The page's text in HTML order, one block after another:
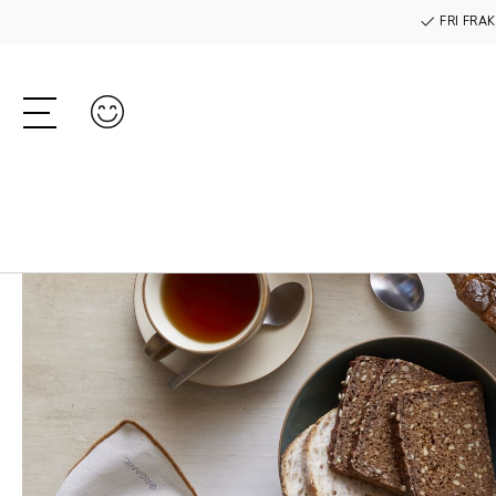
FRI